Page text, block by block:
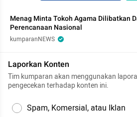
Menag Minta Tokoh Agama Dilibatkan
Perencanaan Nasional
kumparanNEWS
Laporkan Konten
Tim kumparan akan menggunakan
pengecekan terhadap konten ini.
Spam, Komersial, atau Iklan